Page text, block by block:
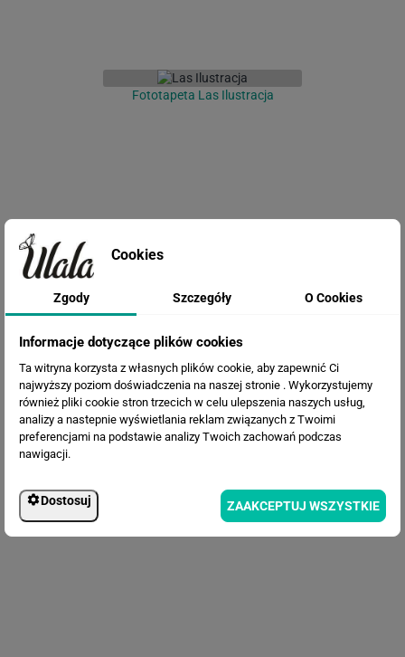
Fototapeta Las Ilustracja
Fototapeta Poranek w lesie
Fototapeta Szkic lasu we mgle
Cookies
Zgody Szczegóły O Cookies
Informacje dotyczące plików cookies
Ta witryna korzysta z własnych plików cookie, aby zapewnić Ci
najwyższy poziom doświadczenia na naszej stronie . Wykorzystujemy
również pliki cookie stron trzecich w celu ulepszenia naszych usług,
analizy a nastepnie wyświetlania reklam związanych z Twoimi
preferencjami na podstawie analizy Twoich zachowań podczas
nawigacji.
Dostosuj ZAAKCEPTUJ WSZYSTKIE